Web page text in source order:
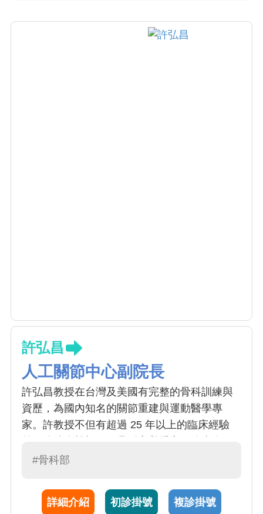
國家創新獎「開發骨融合術臨床應用之植釘模
擬及規劃系統」，近五年也發表了36篇SCI脊椎
許弘昌
人工關節中心副院長
許弘昌教授在台灣及美國有完整的骨科訓練與
資歷，為國內知名的關節重建與運動醫學專
家。許教授不但有超過 25 年以上的臨床經驗
其臨床服務專業項目包括各種人工關節置換與
國醫藥大學講授骨科學與運動醫學，其研究領
域包括生物力學、組織工程與步態分析
#骨科部
詳細介紹 初診掛號 複診掛號